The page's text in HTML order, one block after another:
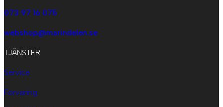
073 97 16 075
webshop@marindelen.se
TJÄNSTER
Service
Förvaring